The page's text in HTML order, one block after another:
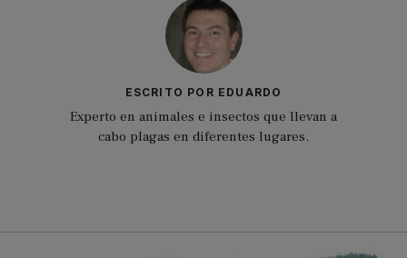
ESCRITO POR EDUARDO
Experto en animales e insectos que llevan a
cabo plagas en diferentes lugares.